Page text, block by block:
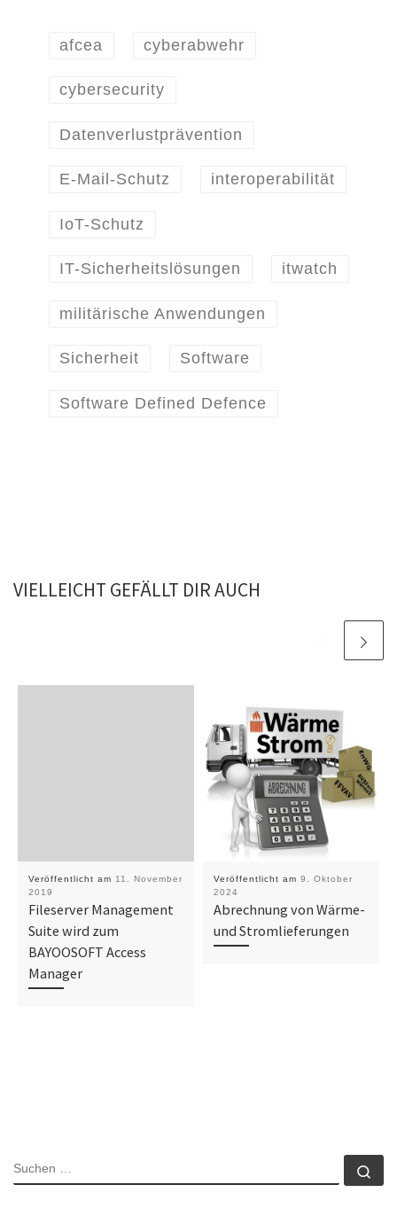
afcea cyberabwehr
cybersecurity
Datenverlustprävention
E-Mail-Schutz interoperabilität
IoT-Schutz
IT-Sicherheitslösungen itwatch
militärische Anwendungen
Sicherheit Software
Software Defined Defence
VIELLEICHT GEFÄLLT DIR AUCH
Veröffentlicht am 11. November
2019
Fileserver Management
Suite wird zum
BAYOOSOFT Access
Manager
Veröffentlicht am 9. Oktober
2024
Abrechnung von Wärme-
und Stromlieferungen
SUCHE